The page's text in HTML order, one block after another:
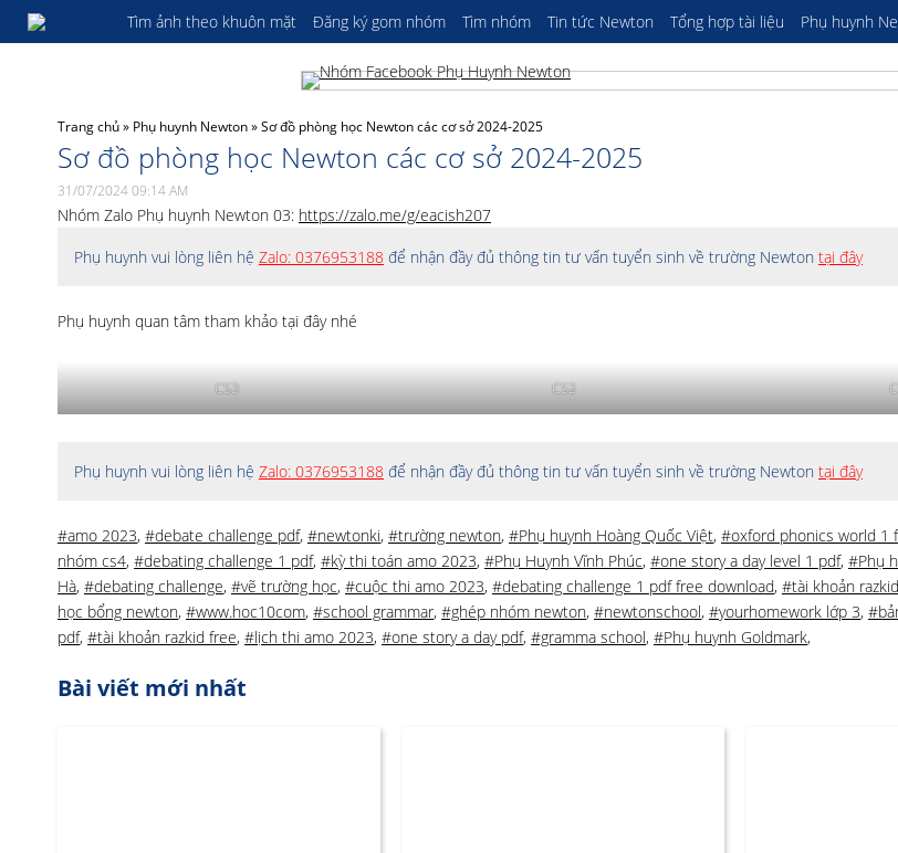
Tìm ảnh theo khuôn mặt Đăng ký gom nhóm Tìm nhóm Tin tức Newton Tổng hợp tài liệu Phụ huynh
Trang chủ» Phụ huynh Newton»Sơ đồ phòng học Newton các cơ sở 2024-2025
Sơ đồ phòng học Newton các cơ sở 2024-2025
31/07/2024 09:14 AM
Nhóm Zalo Phụ huynh Newton 03: https://zalo.me/g/eacish207
Phụ huynh vui lòng liên hệ Zalo: 0376953188 để nhận đầy đủ thông tin tư vấn tuyển sinh về trường Newton tại đây
Phụ huynh quan tâm tham khảo tại đây nhé
CS3 CS2
Phụ huynh vui lòng liên hệ Zalo: 0376953188 để nhận đầy đủ thông tin tư vấn tuyển sinh về trường Newton tại đây
#amo 2023, #debate challenge pdf, #newtonki, #trường newton, #Phụ huynh Hoàng Quốc Việt, #oxford phonics world 1
nhóm cs4, #debating challenge 1 pdf, #kỳ thi toán amo 2023, #Phụ Huynh Vĩnh Phúc, #one story a day level 1 pdf, #Phụ
Hà, #debating challenge, #vẽ trường học, #cuộc thi amo 2023, #debating challenge 1 pdf free download, #tài khoản
học bổng newton, #www.hoc10com, #school grammar, #ghép nhóm newton, #newtonschool, #yourhomework lớp 3,
pdf, #tài khoản razkid free, #lịch thi amo 2023, #one story a day pdf, #gramma school, #Phụ huynh Goldmark,
Bài viết mới nhất